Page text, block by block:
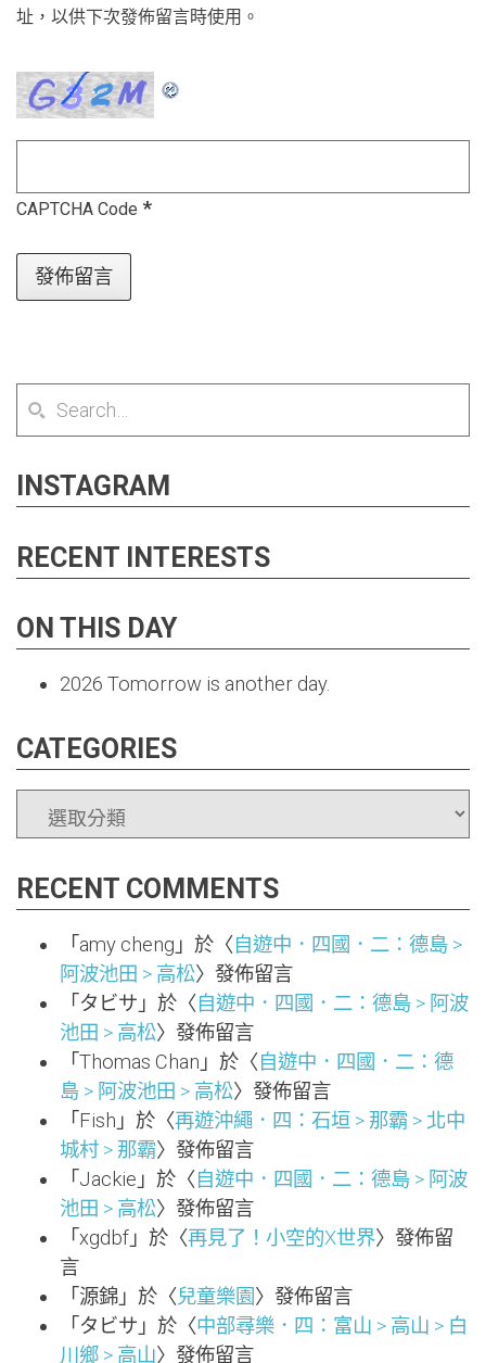
址，以供下次發佈留言時使用。
CAPTCHA Code *
INSTAGRAM
RECENT INTERESTS
ON THIS DAY
2026 Tomorrow is another day.
CATEGORIES
RECENT COMMENTS
「amy cheng 」於〈自遊中．四國．二：德島 >
阿波池田 > 高松〉發佈留言
「タビサ 」於〈自遊中．四國．二：德島 > 阿波
池田 > 高松〉發佈留言
「Thomas Chan 」於〈自遊中．四國．二：德
島 > 阿波池田 > 高松〉發佈留言
「Fish 」於〈再遊沖繩．四：石垣 > 那霸 > 北中
城村 > 那霸〉發佈留言
「Jackie 」於〈自遊中．四國．二：德島 > 阿波
池田 > 高松〉發佈留言
「xgdbf 」於〈再見了！小空的X世界〉發佈留
言
「源錦 」於〈兒童樂園〉發佈留言
「タビサ 」於〈中部尋樂．四：富山 > 高山 > 白
川鄉 > 高山〉發佈留言